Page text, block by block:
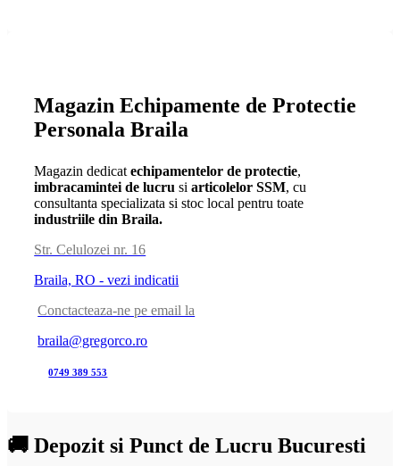
Magazin Echipamente de Protectie
Personala Braila
Magazin dedicatechipamentelor de protectie,
imbracamintei de lucru siarticolelor SSM, cu
consultanta specializata si stoc local pentru toate
industriile din Braila.
Str. Celulozei nr. 16
Braila, RO - vezi indicatii
Conctacteaza-ne pe email la
braila@gregorco.ro
0749 389 553
🚚 Depozit si Punct de Lucru Bucuresti